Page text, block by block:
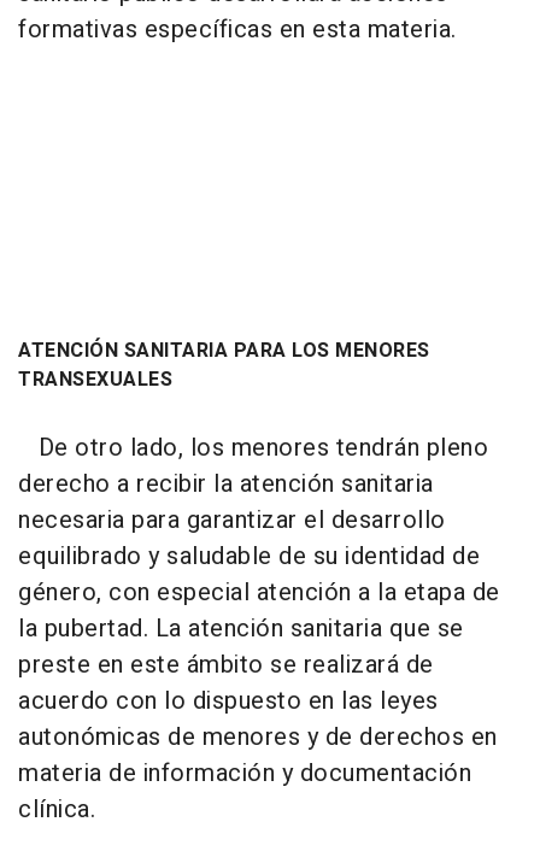
formativas específicas en esta materia.
ATENCIÓN SANITARIA PARA LOS MENORES
TRANSEXUALES
De otro lado, los menores tendrán pleno
derecho a recibir la atención sanitaria
necesaria para garantizar el desarrollo
equilibrado y saludable de su identidad de
género, con especial atención a la etapa de
la pubertad. La atención sanitaria que se
preste en este ámbito se realizará de
acuerdo con lo dispuesto en las leyes
autonómicas de menores y de derechos en
materia de información y documentación
clínica.